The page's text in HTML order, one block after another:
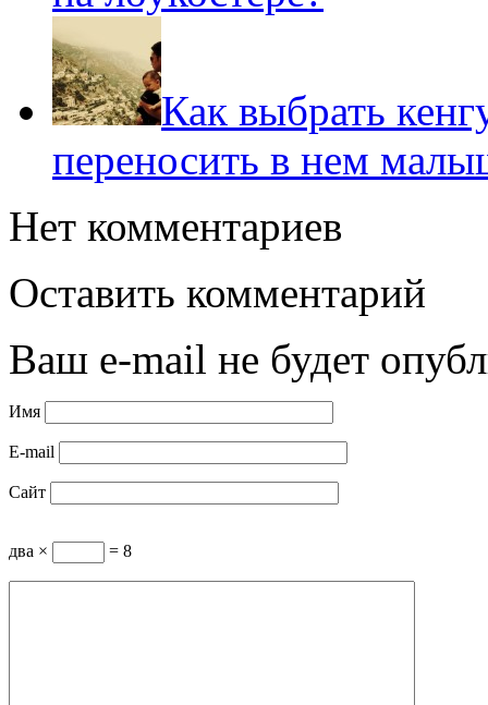
Как выбрать
переносить в нем
Нет комментариев
Оставить комментарий
Ваш e-mail не будет
Имя
E-mail
Сайт
два × = 8